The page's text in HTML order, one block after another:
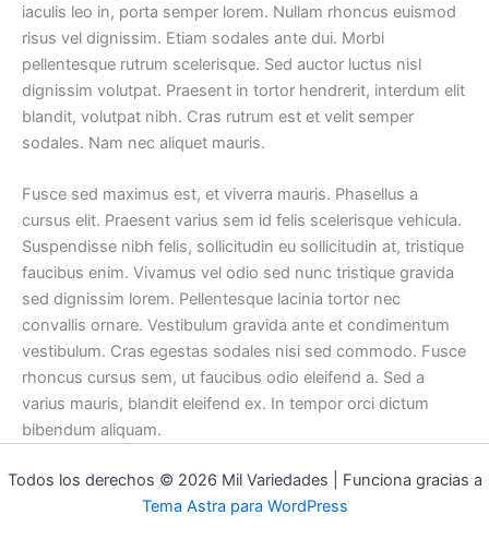
iaculis leo in, porta semper lorem. Nullam rhoncus euismod
risus vel dignissim. Etiam sodales ante dui. Morbi
pellentesque rutrum scelerisque. Sed auctor luctus nisl
dignissim volutpat. Praesent in tortor hendrerit, interdum elit
blandit, volutpat nibh. Cras rutrum est et velit semper
sodales. Nam nec aliquet mauris.
Fusce sed maximus est, et viverra mauris. Phasellus a
cursus elit. Praesent varius sem id felis scelerisque vehicula.
Suspendisse nibh felis, sollicitudin eu sollicitudin at, tristique
faucibus enim. Vivamus vel odio sed nunc tristique gravida
sed dignissim lorem. Pellentesque lacinia tortor nec
convallis ornare. Vestibulum gravida ante et condimentum
vestibulum. Cras egestas sodales nisi sed commodo. Fusce
rhoncus cursus sem, ut faucibus odio eleifend a. Sed a
varius mauris, blandit eleifend ex. In tempor orci dictum
bibendum aliquam.
Todos los derechos © 2026 Mil Variedades | Funciona gracias a
Tema Astra para WordPress